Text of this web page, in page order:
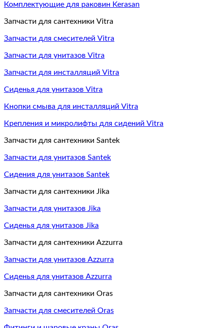
Комплектующие для раковин Kerasan
Запчасти для сантехники Vitra
Запчасти для смесителей Vitra
Запчасти для унитазов Vitra
Запчасти для инсталляций Vitra
Сиденья для унитазов Vitra
Кнопки смыва для инсталляций Vitra
Крепления и микролифты для сидений Vitra
Запчасти для сантехники Santek
Запчасти для унитазов Santek
Сидения для унитазов Santek
Запчасти для сантехники Jika
Запчасти для унитазов Jika
Сиденья для унитазов Jika
Запчасти для сантехники Azzurra
Запчасти для унитазов Azzurra
Сиденья для унитазов Azzurra
Запчасти для сантехники Oras
Запчасти для смесителей Oras